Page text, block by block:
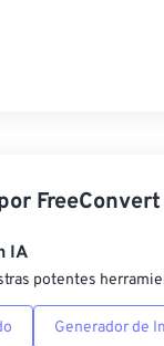
FreeConvert
IA
potentes
Generador de